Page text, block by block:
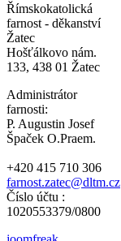
Římskokatolická
farnost - děkanství
Žatec
Hošťálkovo nám.
133, 438 01 Žatec
Administrátor
farnosti:
P. Augustin Josef
Špaček O.Praem.
+420 415 710 306
farnost.zatec@dltm.cz
Číslo účtu :
1020553379/0800